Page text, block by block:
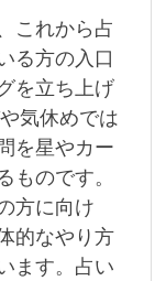
これから占
る方の入口
を立ち上げ
気休めでは
を星やカー
ものです。
方に向け
的なやり方
ます。占い